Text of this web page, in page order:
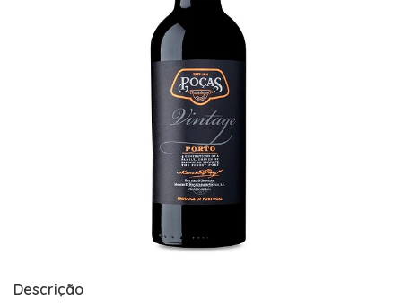
Descrição